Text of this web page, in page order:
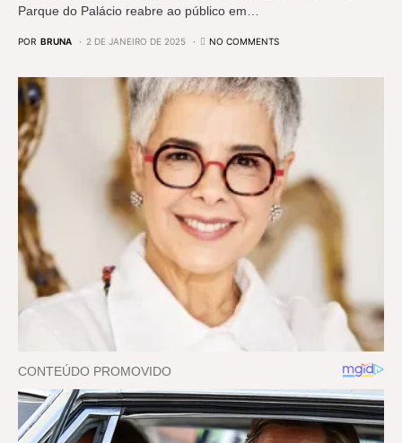
Parque do Palácio reabre ao público em…
POR BRUNA 2 DE JANEIRO DE 2025 NO COMMENTS